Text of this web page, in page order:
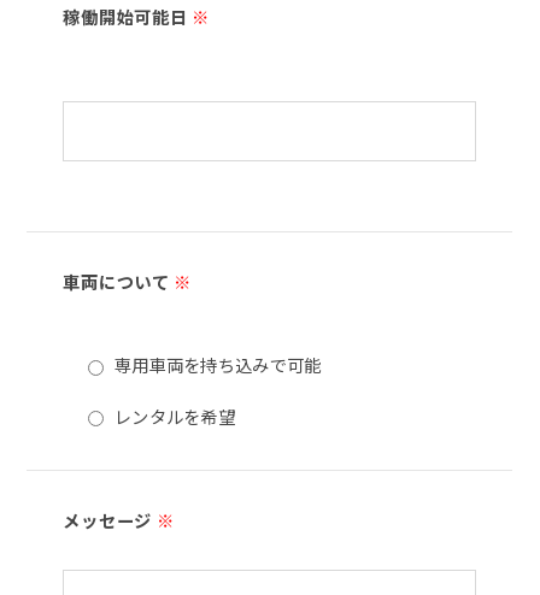
稼働開始可能日 ※
車両について ※
専用車両を持ち込みで可能
レンタルを希望
メッセージ ※